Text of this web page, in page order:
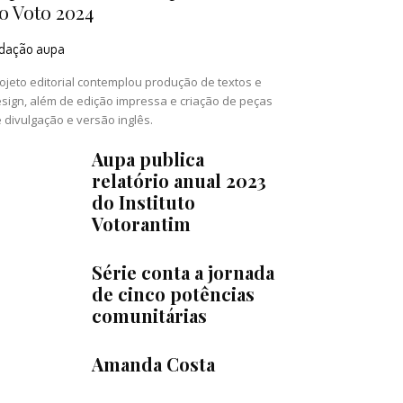
Voto 2024
aupa
editorial contemplou produção de textos e
além de edição impressa e criação de peças
divulgação e versão inglês.
Aupa publica
relatório anual 2023
do Instituto
Votorantim
Série conta a jornada
de cinco potências
comunitárias
Amanda Costa